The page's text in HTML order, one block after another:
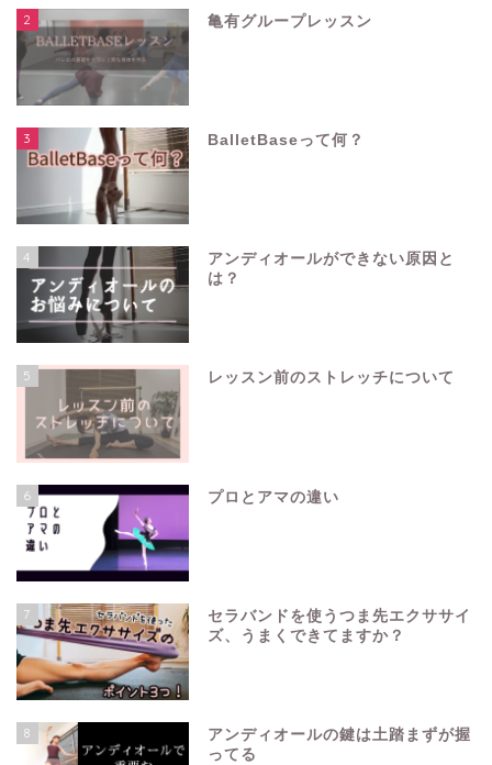
2 亀有グループレッスン
3 BalletBaseって何？
4
アンディオールができない原因と
は？
5 レッスン前のストレッチについて
6 プロとアマの違い
7
セラバンドを使うつま先エクササイ
ズ、うまくできてますか？
8
アンディオールの鍵は土踏まずが握
ってる